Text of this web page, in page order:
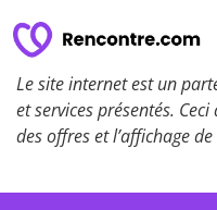
Le site internet est un
et services présentés.
des offres et l’affichage